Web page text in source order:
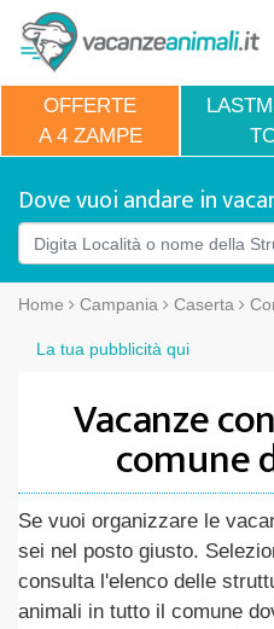
OFFERTE
A 4 ZAMPE
Dove vuoi andare in
Home Campania Caserta
La tua pubblicità qui
Vacanze
comune
Se vuoi organizzare le
sei nel posto giusto.
consulta l'elenco delle
animali in tutto il comune